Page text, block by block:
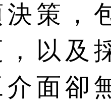
決策，
，以及
介面卻